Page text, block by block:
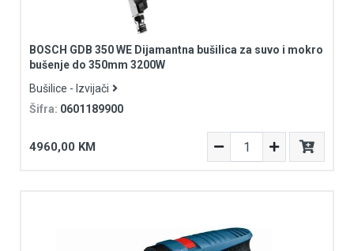
BOSCH GDB 350 WE Dijamantna bušilica za suvo i mokro
bušenje do 350mm 3200W
Bušilice - Izvijači
Šifra: 0601189900
4960,00 KM